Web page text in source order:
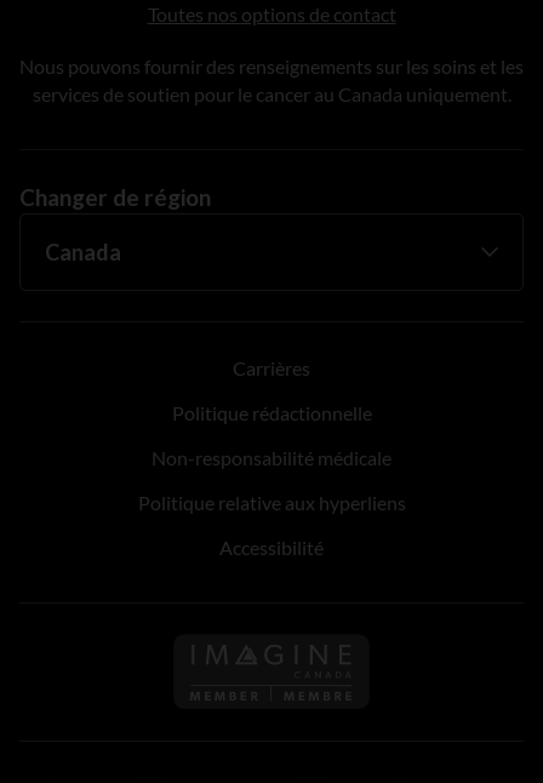
Toutes nos options de contact
Nous pouvons fournir des renseignements sur les soins et les
services de soutien pour le cancer au Canada uniquement.
Changer de région
Carrières
Politique rédactionnelle
Non-responsabilité médicale
Politique relative aux hyperliens
Accessibilité